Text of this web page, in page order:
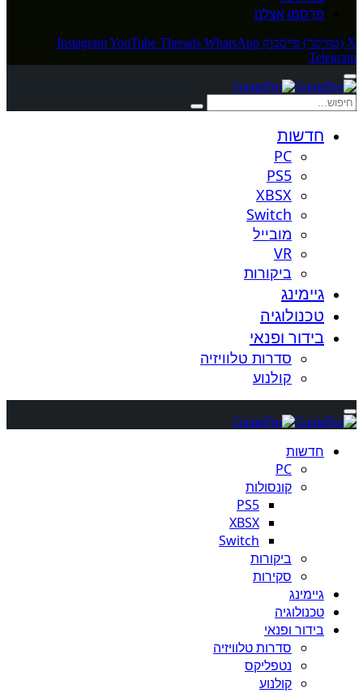
פרסמו אצלנו
X (טוויטר) פייסבוק InstagramYouTube Threads WhatsApp
Telegram
חדשות
PC
PS5
XBSX
Switch
מובייל
VR
ביקורות
גיימינג
טכנולוגיה
בידור ופנאי
סדרות טלוויזיה
קולנוע
חדשות
PC
קונסולות
PS5
XBSX
Switch
ביקורות
סקירות
גיימינג
טכנולוגיה
בידור ופנאי
סדרות טלוויזיה
נטפליקס
קולנוע